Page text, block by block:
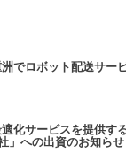
でロボット配送サー
化サービスを提供す
」への出資のお知らせ